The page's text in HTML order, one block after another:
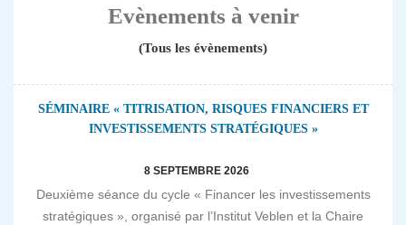
Evènements à venir
(Tous les évènements)
SÉMINAIRE « TITRISATION, RISQUES FINANCIERS ET
INVESTISSEMENTS STRATÉGIQUES »
8 SEPTEMBRE 2026
Deuxième séance du cycle « Financer les investissements
stratégiques », organisé par l’Institut Veblen et la Chaire